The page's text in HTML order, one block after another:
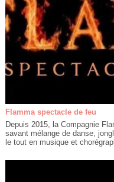
Flamma spectacle de feu
Depuis 2015, la Compagnie
savant mélange de danse,
le tout en musique et